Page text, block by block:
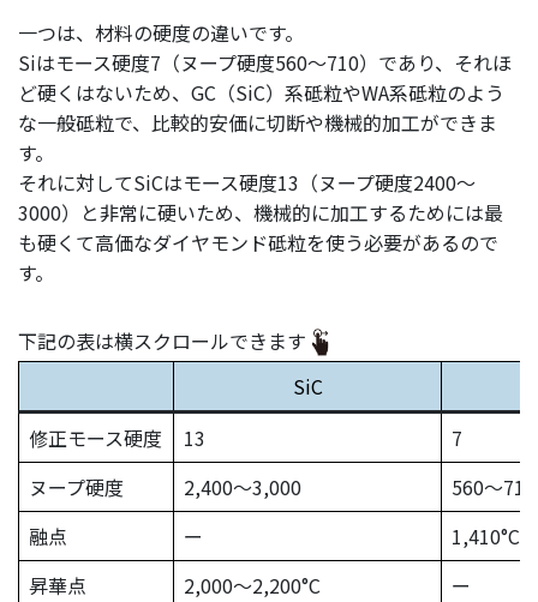
一つは、材料の硬度の違いです。
Siはモース硬度7（ヌープ硬度560～710）であり、それほ
ど硬くはないため、GC（SiC）系砥粒やWA系砥粒のよう
な一般砥粒で、比較的安価に切断や機械的加工ができま
す。
それに対してSiCはモース硬度13（ヌープ硬度2400～
3000）と非常に硬いため、機械的に加工するためには最
も硬くて高価なダイヤモンド砥粒を使う必要があるので
す。
下記の表は横スクロールできます
SiC
修正モース硬度
13
7
ヌープ硬度
2,400〜3,000
560〜710
融点
ー
1,410°C
昇華点
2,000〜2,200°C
ー